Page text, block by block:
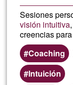
Sesiones
visión intuitiva
creencias
Coaching
Intuición